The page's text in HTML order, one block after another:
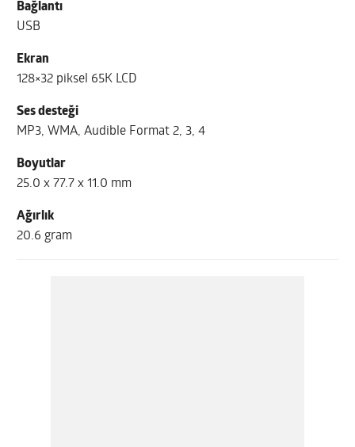
Bağlantı
USB
Ekran
128×32 piksel 65K LCD
Ses desteği
MP3, WMA, Audible Format 2, 3, 4
Boyutlar
25.0 x 77.7 x 11.0 mm
Ağırlık
20.6 gram